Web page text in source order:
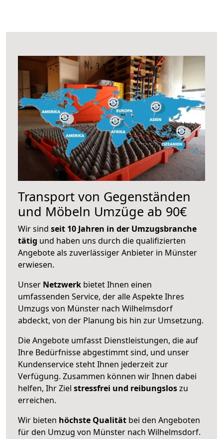
Transport von Gegenständen
und Möbeln Umzüge ab 90€
Wir sind seit 10 Jahren in der Umzugsbranche
tätig und haben uns durch die qualifizierten
Angebote als zuverlässiger Anbieter in Münster
erwiesen.
Unser Netzwerk bietet Ihnen einen
umfassenden Service, der alle Aspekte Ihres
Umzugs von Münster nach Wilhelmsdorf
abdeckt, von der Planung bis hin zur Umsetzung.
Die Angebote umfasst Dienstleistungen, die auf
Ihre Bedürfnisse abgestimmt sind, und unser
Kundenservice steht Ihnen jederzeit zur
Verfügung. Zusammen können wir Ihnen dabei
helfen, Ihr Ziel stressfrei und reibungsloszu
erreichen.
Wir bieten höchste Qualität bei den Angeboten
für den Umzug von Münster nach Wilhelmsdorf.